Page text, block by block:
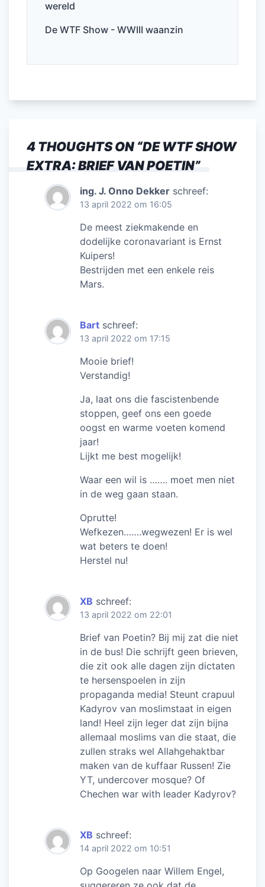
wereld
De WTF Show - WWIII waanzin
4 THOUGHTS ON “DE WTF SHOW
EXTRA: BRIEF VAN POETIN”
ing. J. Onno Dekker schreef:
13 april 2022 om 16:05
De meest ziekmakende en
dodelijke coronavariant is Ernst
Kuipers!
Bestrijden met een enkele reis
Mars.
Bart schreef:
13 april 2022 om 17:15
Mooie brief!
Verstandig!
Ja, laat ons die fascistenbende
stoppen, geef ons een goede
oogst en warme voeten komend
jaar!
Lijkt me best mogelijk!
Waar een wil is ……. moet men niet
in de weg gaan staan.
Oprutte!
Wefkezen…….wegwezen! Er is wel
wat beters te doen!
Herstel nu!
XB schreef:
13 april 2022 om 22:01
Brief van Poetin? Bij mij zat die niet
in de bus! Die schrijft geen brieven,
die zit ook alle dagen zijn dictaten
te hersenspoelen in zijn
propaganda media! Steunt crapuul
Kadyrov van moslimstaat in eigen
land! Heel zijn leger dat zijn bijna
allemaal moslims van die staat, die
zullen straks wel Allahgehaktbar
maken van de kuffaar Russen! Zie
YT, undercover mosque? Of
Chechen war with leader Kadyrov?
XB schreef:
14 april 2022 om 10:51
Op Googelen naar Willem Engel,